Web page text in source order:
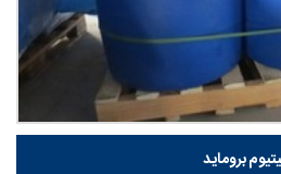
بروماید